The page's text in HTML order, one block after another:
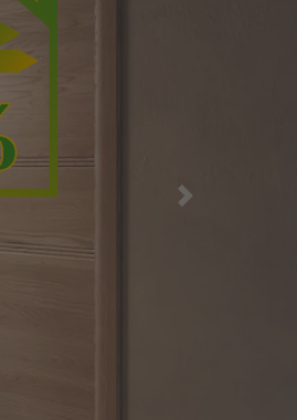
Successiva